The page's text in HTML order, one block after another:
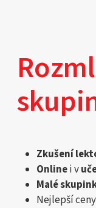
Zkušení
Onlinei v
Malé
Nejlepší